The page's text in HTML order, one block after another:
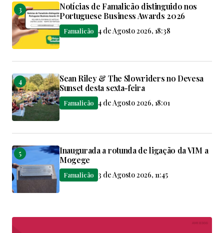
Notícias de Famalicão distinguido nos
Portuguese Business Awards 2026
Famalicão 4 de Agosto 2026, 18:38
Sean Riley & The Slowriders no Devesa
Sunset desta sexta-feira
Famalicão 4 de Agosto 2026, 18:01
Inaugurada a rotunda de ligação da VIM a
Mogege
Famalicão 3 de Agosto 2026, 11:45